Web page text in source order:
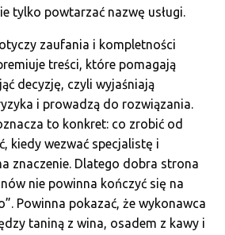
tylko powtarzać nazwę usługi.
zaufania i kompletności
treści, które pomagają
decyzję, czyli wyjaśniają
i prowadzą do rozwiązania.
to konkret: co zrobić od
kiedy wezwać specjalistę i
znaczenie. Dlatego dobra strona
nie powinna kończyć się na
Powinna pokazać, że wykonawca
taniną z wina, osadem z kawy i